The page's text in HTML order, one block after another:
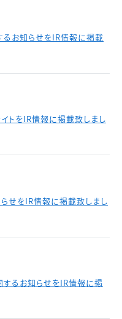
％
お知らせをIR情報に掲載
トをIR情報に掲載致しまし
せをIR情報に掲載致しまし
るお知らせをIR情報に掲